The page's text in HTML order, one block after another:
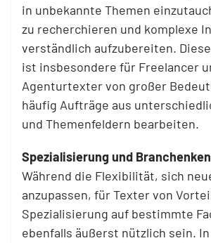
in unbekannte Themen
zu recherchieren und komplexe
verständlich aufzubereiten.
ist insbesondere für Freelancer
Agenturtexter von großer
häufig Aufträge aus
und Themenfeldern bearbeiten.
Spezialisierung und
Während die Flexibilität, sich
anzupassen, für Texter von
Spezialisierung auf bestimmte
ebenfalls äußerst nützlich sein. In